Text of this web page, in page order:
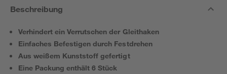
Beschreibung
Verhindert ein Verrutschen der Gleithaken
Einfaches Befestigen durch Festdrehen
Aus weißem Kunststoff gefertigt
Eine Packung enthält 6 Stück